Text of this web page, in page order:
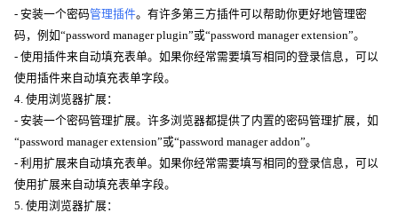
- 安装一个密码管理插件。有许多第三方插件可以帮助你更好地管理密
码，例如“password manager plugin”或“password manager extension”。
- 使用插件来自动填充表单。如果你经常需要填写相同的登录信息，可以
使用插件来自动填充表单字段。
4. 使用浏览器扩展：
- 安装一个密码管理扩展。许多浏览器都提供了内置的密码管理扩展，如
“password manager extension”或“password manager addon”。
- 利用扩展来自动填充表单。如果你经常需要填写相同的登录信息，可以
使用扩展来自动填充表单字段。
5. 使用浏览器扩展：